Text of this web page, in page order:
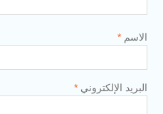
الاسم *
البريد الإلكتروني *